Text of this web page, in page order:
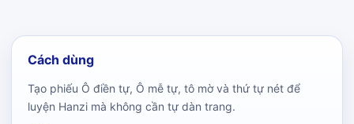
Cách dùng
Tạo phiếu Ô điền tự, Ô mễ tự, tô mờ và thứ tự nét để
luyện Hanzi mà không cần tự dàn trang.